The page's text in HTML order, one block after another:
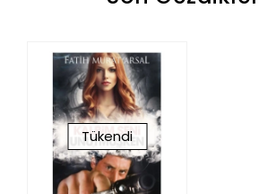
Tükendi